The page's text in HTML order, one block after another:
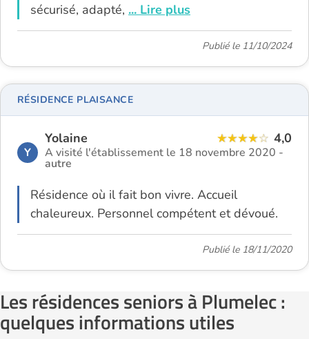
sécurisé, adapté, ... Lire plus
Publié le 11/10/2024
Y
Yolaine 4,0
A visité l'établissement le 18 novembre 2020 -
autre
Résidence où il fait bon vivre. Accueil
chaleureux. Personnel compétent et dévoué.
RÉSIDENCE PLAISANCE
Publié le 18/11/2020
Les résidences seniors à Plumelec :
quelques informations utiles